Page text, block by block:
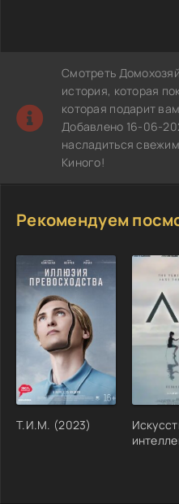
Смотреть
история, которая
которая подарит
Добавлено 16-06-
насладиться
Киного!
Рекомендуем
Т.И.М. (2023)